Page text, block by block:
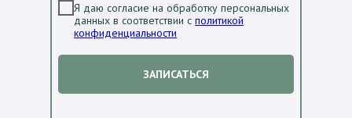
Я даю согласие на обработку персональных
данных в соответствии с политикой
конфиденциальности
ЗАПИСАТЬСЯ